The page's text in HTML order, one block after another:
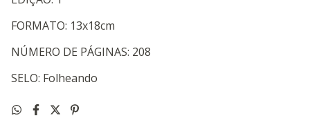
FORMATO: 13x18cm
NÚMERO DE PÁGINAS: 208
SELO: Folheando